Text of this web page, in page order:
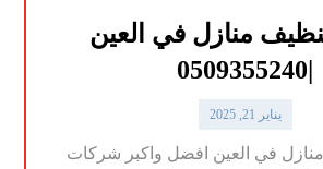
منازل في العين
يناير 21, 2025
في العين افضل واكبر شركات